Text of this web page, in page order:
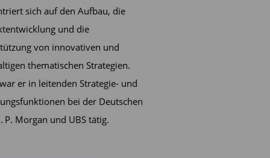
sich auf den Aufbau, die
und die
von innovativen und
thematischen Strategien.
er in leitenden Strategie- und
bei der Deutschen
P. Morgan und UBS tätig.